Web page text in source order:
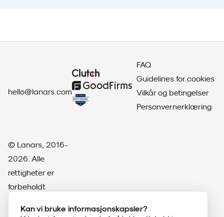
hello@lanars.com
Facebook
FAQ
Guidelines for cookies
Vilkår og betingelser
Personvernerklæring
© Lanars, 2016-
2026. Alle
rettigheter er
forbeholdt
Kan vi bruke informasjonskapsler?